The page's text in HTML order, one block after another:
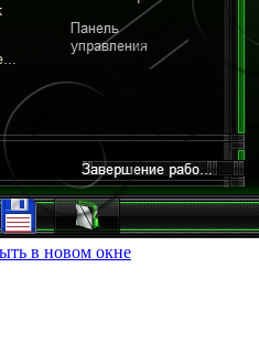
в новом окне